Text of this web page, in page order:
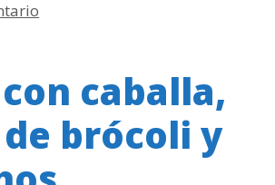
caballa,
brócoli y